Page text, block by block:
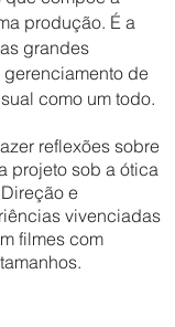
produção. É a
grandes
de
como um todo.
reflexões sobre
projeto sob a ótica
e
vivenciadas
filmes com